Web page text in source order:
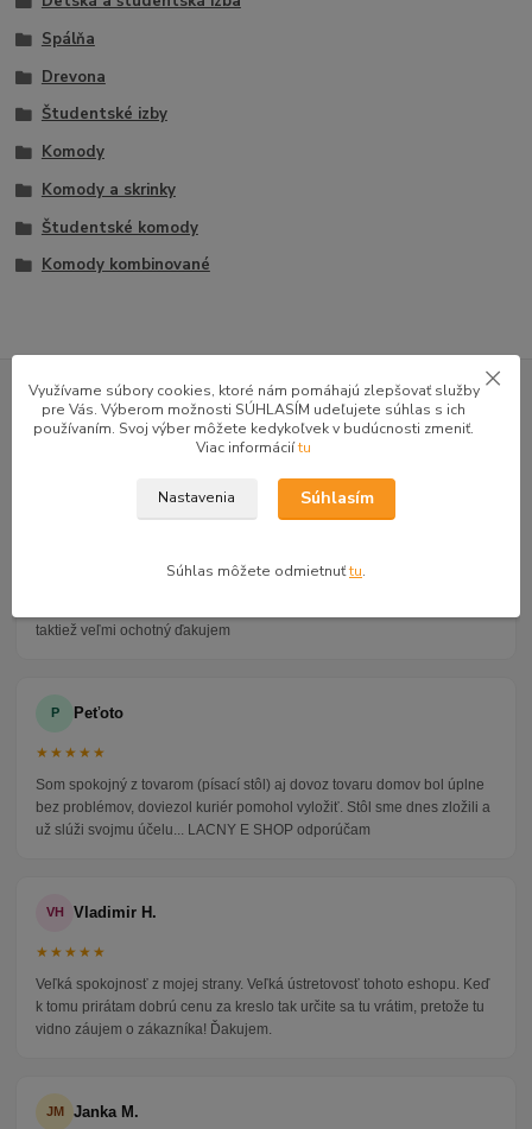
Spálňa
Drevona
Študentské izby
Komody
Komody a skrinky
Študentské komody
Komody kombinované
4.9★★★★★
47 recenzií · Google
taktiež veľmi ochotný ďakujem
P Peťoto
★★★★★
Som spokojný z tovarom (písací stôl) aj dovoz tovaru domov bol úplne
bez problémov, doviezol kuriér pomohol vyložiť. Stôl sme dnes zložili a
už slúži svojmu účelu... LACNY E SHOP odporúčam
VH Vladimir H.
★★★★★
Veľká spokojnosť z mojej strany. Veľká ústretovosť tohoto eshopu. Keď
k tomu prirátam dobrú cenu za kreslo tak určite sa tu vrátim, pretože tu
vidno záujem o zákazníka! Ďakujem.
JM Janka M.
Využívame súbory cookies, ktoré nám pomáhajú zlepšovať služby
pre Vás. Výberom možnosti SÚHLASÍM udeľujete súhlas s ich
používaním. Svoj výber môžete kedykoľvek v budúcnosti zmeniť.
Viac informáciítu
Nastavenia Súhlasím
Súhlas môžete odmietnuťtu.